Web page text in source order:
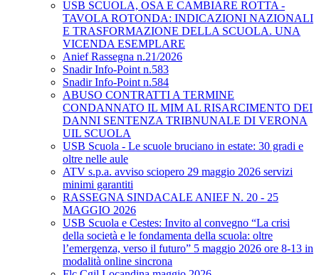
USB SCUOLA, OSA E CAMBIARE ROTTA -
TAVOLA ROTONDA: INDICAZIONI NAZIONALI
E TRASFORMAZIONE DELLA SCUOLA. UNA
VICENDA ESEMPLARE
Anief Rassegna n.21/2026
Snadir Info-Point n.583
Snadir Info-Point n.584
ABUSO CONTRATTI A TERMINE
CONDANNATO IL MIM AL RISARCIMENTO DEI
DANNI SENTENZA TRIBNUNALE DI VERONA
UIL SCUOLA
USB Scuola - Le scuole bruciano in estate: 30 gradi e
oltre nelle aule
ATV s.p.a. avviso sciopero 29 maggio 2026 servizi
minimi garantiti
RASSEGNA SINDACALE ANIEF N. 20 - 25
MAGGIO 2026
USB Scuola e Cestes: Invito al convegno “La crisi
della società e le fondamenta della scuola: oltre
l’emergenza, verso il futuro” 5 maggio 2026 ore 8-13 in
modalità online sincrona